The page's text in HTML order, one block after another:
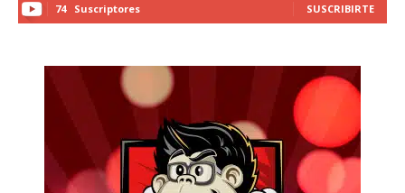
74 Suscriptores SUSCRIBIRTE